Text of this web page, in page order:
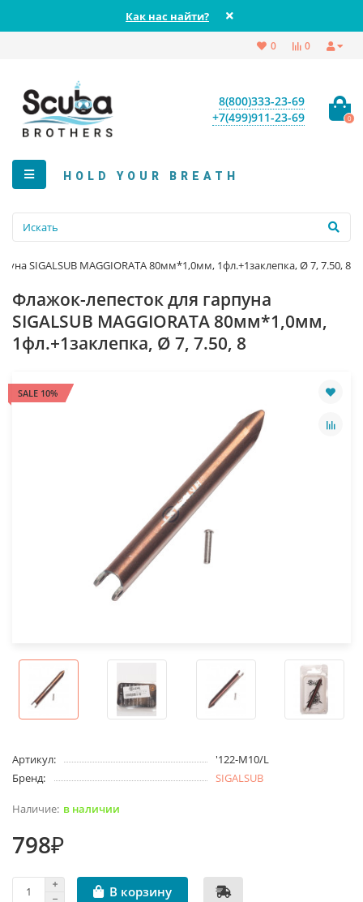
Как нас найти?
0
0
8(800)333-23-69
+7(499)911-23-69
0
HOLD YOUR BREATH
SIGALSUB MAGGIORATA 80мм*1,0мм, 1фл.+1заклепка, Ø 7, 7.50, 8
Флажок-лепесток для гарпуна
SIGALSUB MAGGIORATA 80мм*1,0мм,
1фл.+1заклепка, Ø 7, 7.50, 8
SALE 10%
Артикул:
'122-M10/L
Бренд:
SIGALSUB
в наличии
798₽
В корзину